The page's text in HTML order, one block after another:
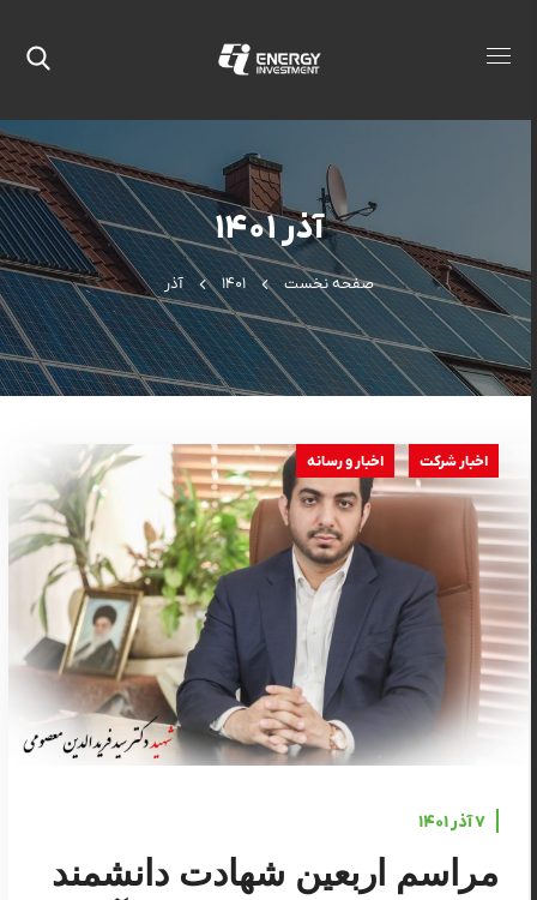
آذر ۱۴۰۱
صفحه نخست ۱۴۰۱ آذر
اخبار شرکت اخبار و رسانه
۷ آذر ۱۴۰۱
مراسم اربعین شهادت دانشمند